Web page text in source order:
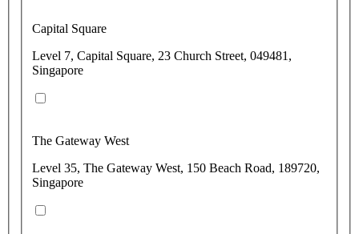
Capital Square
Level 7, Capital Square, 23 Church Street, 049481,
Singapore
The Gateway West
Level 35, The Gateway West, 150 Beach Road, 189720,
Singapore